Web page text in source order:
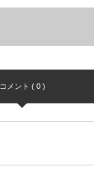
コメント ( 0 )